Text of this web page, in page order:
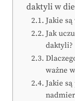
daktyli w
Jakie
Jak
daktyli?
ważne
Jakie